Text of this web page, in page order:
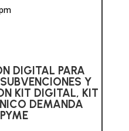
DIGITAL PARA
Y
KIT DIGITAL, KIT
DEMANDA